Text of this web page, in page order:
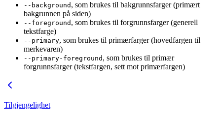
--background , som brukes til bakgrunnsfarger (primært
bakgrunnen på siden)
--foreground , som brukes til forgrunnsfarger (generell
tekstfarge)
--primary, som brukes til primærfarger (hovedfargen til
merkevaren)
--primary-foreground , som brukes til primær
forgrunnsfarger (tekstfargen, sett mot primærfargen)
Tilgjengelighet